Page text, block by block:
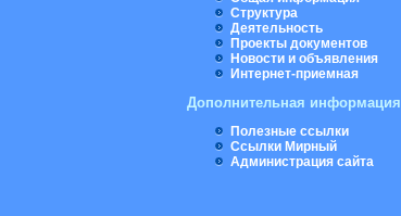
Структура
Деятельность
Проекты документов
Новости и объявления
Интернет-приемная
Дополнительная информация
Полезные ссылки
Ссылки Мирный
Администрация сайта